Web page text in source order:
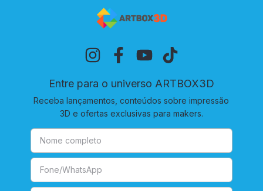
Entre para o universo ARTBOX3D
Receba lançamentos, conteúdos sobre impressão
3D e ofertas exclusivas para makers.